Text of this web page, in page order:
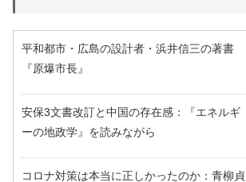
平和都市・広島の設計者・浜井信三の著書
『原爆市長』
安保3文書改訂と中国の存在感：『エネルギ
ーの地政学』を読みながら
コロナ対策は本当に正しかったのか：青柳貞